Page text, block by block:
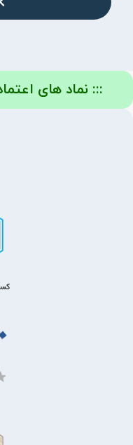
::: نماد های